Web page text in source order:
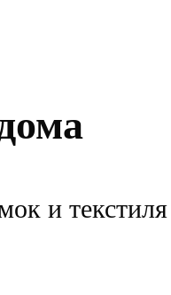
и текстиля